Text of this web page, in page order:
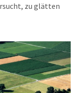
zu glätten